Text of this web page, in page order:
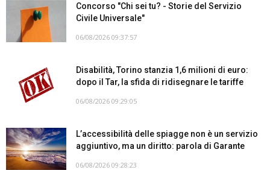
Concorso "Chi sei tu? - Storie del Servizio
Civile Universale"
06/08/2026 09:37:57
Disabilità, Torino stanzia 1,6 milioni di euro:
dopo il Tar, la sfida di ridisegnare le tariffe
06/08/2026 09:29:05
L’accessibilità delle spiagge non è un servizio
aggiuntivo, ma un diritto: parola di Garante
06/08/2026 09:28:23